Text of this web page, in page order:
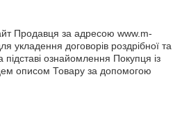
Продавця за адресою www.m-
укладення договорів роздрібної та
підставі ознайомлення Покупця із
описом Товару за допомогою